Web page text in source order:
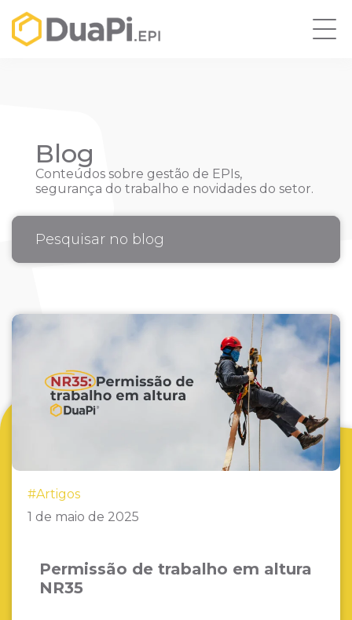
Blog
Conteúdos sobre gestão de EPIs,
segurança do trabalho e novidades do setor.
#Artigos
1 de maio de 2025
Permissão de trabalho em altura
NR35